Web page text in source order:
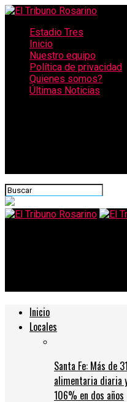
Estadio Tres
Inicio
Nuestro equipo
Política de privacidad
Quienes somos?
Últimas Noticias
Inicio
Locales
Santa Fe: Más de
alimentaria diaria
106% en dos años